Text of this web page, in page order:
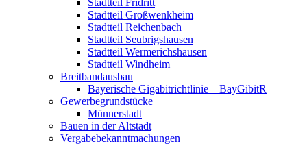
Stadtteil Fridritt
Stadtteil Großwenkheim
Stadtteil Reichenbach
Stadtteil Seubrigshausen
Stadtteil Wermerichshausen
Stadtteil Windheim
Breitbandausbau
Bayerische Gigabitrichtlinie – BayGibitR
Gewerbegrundstücke
Münnerstadt
Bauen in der Altstadt
Vergabebekanntmachungen